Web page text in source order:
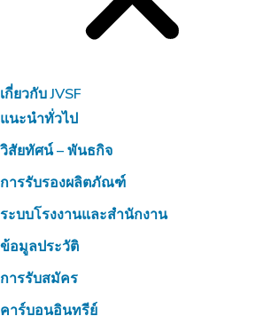
เกี่ยวกับ JVSF
แนะนำทั่วไป
วิสัยทัศน์ – พันธกิจ
การรับรองผลิตภัณฑ์
ระบบโรงงานและสำนักงาน
ข้อมูลประวัติ
การรับสมัคร
คาร์บอนอินทรีย์